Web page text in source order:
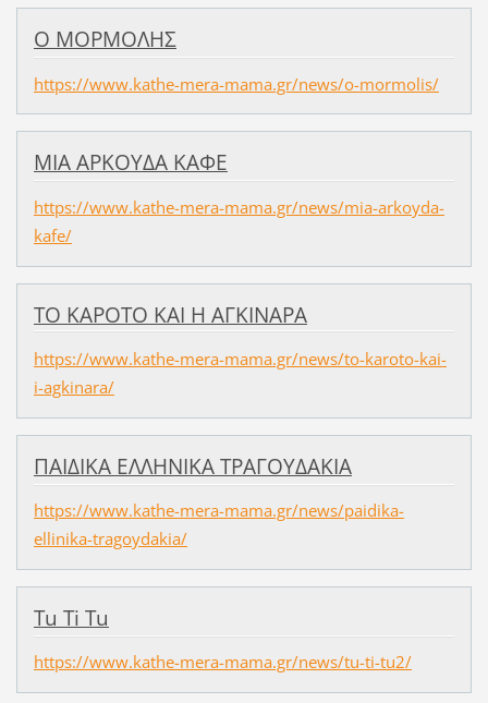
Ο ΜΟΡΜΟΛΗΣ
https://www.kathe-mera-mama.gr/news/o-mormolis/
ΜΙΑ ΑΡΚΟΥΔΑ ΚΑΦΕ
https://www.kathe-mera-mama.gr/news/mia-arkoyda-
kafe/
ΤΟ ΚΑΡΟΤΟ ΚΑΙ Η ΑΓΚΙΝΑΡΑ
https://www.kathe-mera-mama.gr/news/to-karoto-kai-
i-agkinara/
ΠΑΙΔΙΚΑ ΕΛΛΗΝΙΚΑ ΤΡΑΓΟΥΔΑΚΙΑ
https://www.kathe-mera-mama.gr/news/paidika-
ellinika-tragoydakia/
Tu Ti Tu
https://www.kathe-mera-mama.gr/news/tu-ti-tu2/